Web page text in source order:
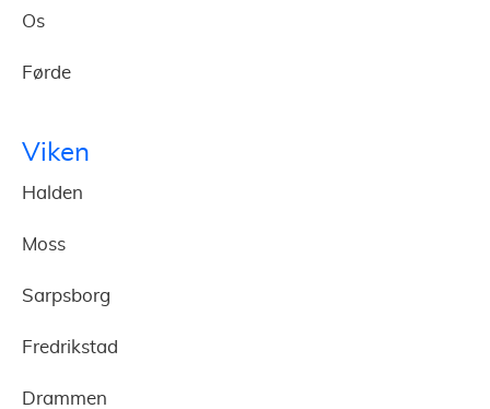
Os
Førde
Viken
Halden
Moss
Sarpsborg
Fredrikstad
Drammen